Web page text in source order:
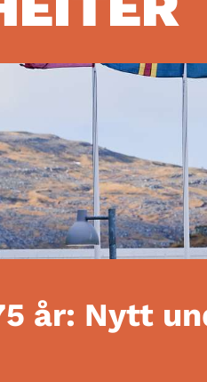
år: Nytt